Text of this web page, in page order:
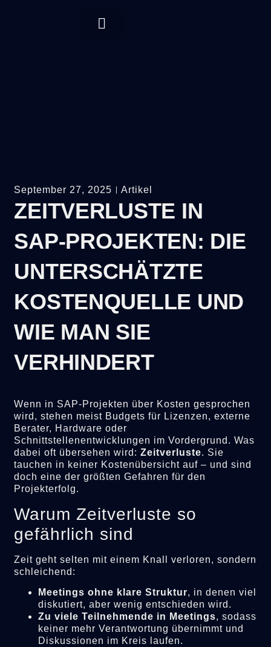
September 27, 2025 Artikel
ZEITVERLUSTE IN
SAP-PROJEKTEN: DIE
UNTERSCHÄTZTE
KOSTENQUELLE UND
WIE MAN SIE
VERHINDERT
Wenn in SAP-Projekten über Kosten gesprochen
wird, stehen meist Budgets für Lizenzen, externe
Berater, Hardware oder
Schnittstellenentwicklungen im Vordergrund. Was
dabei oft übersehen wird:Zeitverluste. Sie
tauchen in keiner Kostenübersicht auf – und sind
doch eine der größten Gefahren für den
Projekterfolg.
Warum Zeitverluste so
gefährlich sind
Zeit geht selten mit einem Knall verloren, sondern
schleichend:
Meetings ohne klare Struktur, in denen viel
diskutiert, aber wenig entschieden wird.
Zu viele Teilnehmende in Meetings, sodass
keiner mehr Verantwortung übernimmt und
Diskussionen im Kreis laufen.